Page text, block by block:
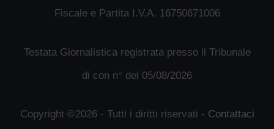
Fiscale e Partita I.V.A. 16750671006
Testata Giornalistica registrata presso il Tribunale
di con n° del 05/08/2026
Copyright ©2026 - Tutti i diritti riservati - Contattaci